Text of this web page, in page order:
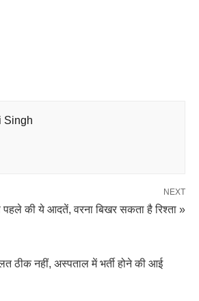
Singh
NEXT
की ये आदतें, वरना बिखर सकता है रिश्ता »
ठीक नहीं, अस्पताल में भर्ती होने की आई